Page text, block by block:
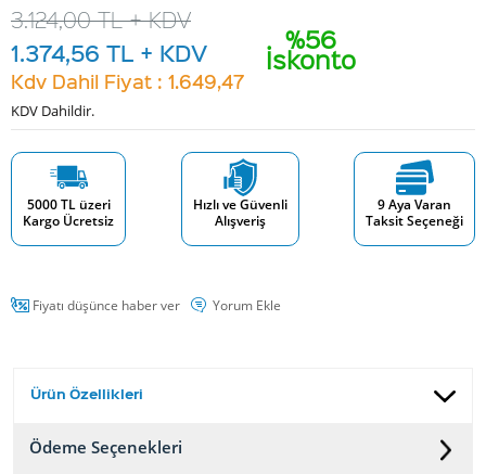
%56
İskonto
3.124,00TL + KDV
1.374,56 TL + KDV
Kdv Dahil Fiyat : 1.649,47
KDV Dahildir.
5000 TL üzeri
Kargo Ücretsiz
Hızlı ve Güvenli
Alışveriş
9 Aya Varan
Taksit Seçeneği
Fiyatı düşünce haber ver Yorum Ekle
Ürün Özellikleri
Ödeme Seçenekleri